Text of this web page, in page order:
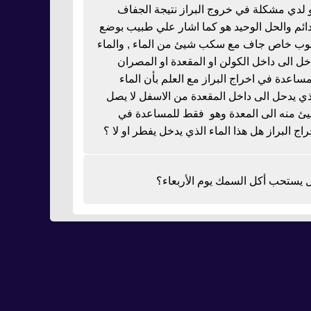
لدي مشكلة في خروج البراز نتيجة الجفاف
والحل الوحيد هو كما اشار علي طبيب بوضع
خاص جاف مع سكب شيئ من الماء , والماء
الى داخل الكولن او المقعدة او المصران
في اخراج البراز مع العلم بأن الماء
يدحل الى داخل المقعدة من الاسفل لا يصل
منه الى المعدة وهو فقط للمساعدة في
البراز هل هذا الماء الذي يدخل يفطر او لا ؟
يستحب أكل السمك يوم الأربعاء؟